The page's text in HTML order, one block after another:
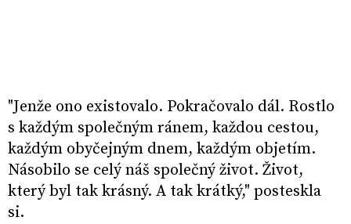
"Jenže ono existovalo. Pokračovalo dál. Rostlo
s každým společným ránem, každou cestou,
každým obyčejným dnem, každým objetím.
Násobilo se celý náš společný život. Život,
který byl tak krásný. A tak krátký," posteskla
si.